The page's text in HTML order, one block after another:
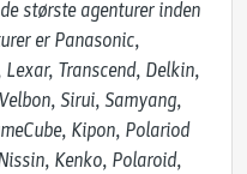
største agenturer inden
er Panasonic,
Transcend, Delkin,
Sirui, Samyang,
Kipon, Polariod
Kenko, Polaroid,